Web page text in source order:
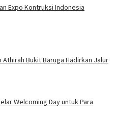
Expo Kontruksi Indonesia
Bukit Baruga Hadirkan Jalur
Welcoming Day untuk Para